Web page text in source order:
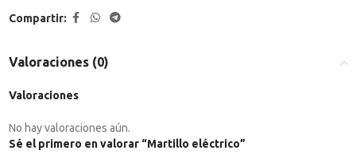
Compartir:
Valoraciones (0)
Valoraciones
No hay valoraciones aún.
Sé el primero en valorar “Martillo eléctrico”